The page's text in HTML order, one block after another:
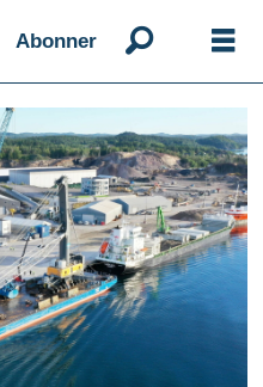
Abonner